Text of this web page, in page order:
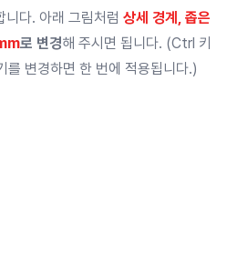
니다. 아래 그림처럼 상세 경계, 좁은
로 변경해 주시면 됩니다. (Ctrl 키
를 변경하면 한 번에 적용됩니다.)